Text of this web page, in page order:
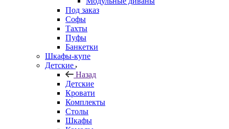
Под заказ
Софы
Тахты
Пуфы
Банкетки
Шкафы-купе
Детские
Назад
Детские
Кровати
Комплекты
Столы
Шкафы